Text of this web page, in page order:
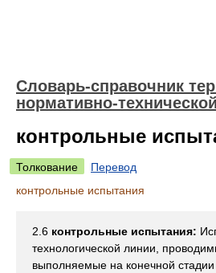
Словарь-справочник
нормативно-
контрольные
Толкование
Перевод
контрольные испытания
2.6 контрольные испытания:
технологической линии,
выполняемые на конечной стадии